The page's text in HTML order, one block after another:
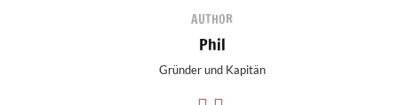
AUTHOR
Phil
Gründer und Kapitän